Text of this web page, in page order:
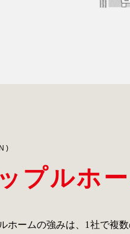
)
プルホ
ホームの強みは、1社で複